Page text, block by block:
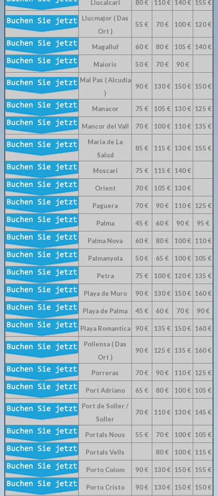
Llucalcari 80 € 110 € 140 € 155 €
Llucmajor ( Das
Ort )
55 € 70 € 100 € 120 €
Magalluf 60 € 80 € 105 € 140 €
Maioris 50 € 70 €
90 €
Mal Pas ( Alcudia
)
90 € 130 € 150 € 150 €
Manacor 75 € 105 € 130 € 125 €
Mancor del Vall 70 € 100 € 110 € 135 €
Maria de La
Salud
85 € 115 € 130 € 155 €
Moscari 75 € 115 € 140 €
Orient 70 € 105 € 130 €
Paguera 70 € 90 € 110 € 125 €
Palma 45 € 60 € 90 € 95 €
Palma Nova 60 € 80 € 100 € 110 €
Palmanyola 50 € 65 € 100 € 105 €
Petra 75 € 100 € 120 € 135 €
Playa de Muro 90 € 130 € 150 € 160 €
Playa de Palma 45 € 60 € 70 € 90 €
Playa Romantica 90 € 135 € 150 € 160 €
Pollensa ( Das
Ort )
90 € 125 € 135 € 160 €
Porreras 70 € 90 € 110 € 125 €
Port Adriano 65 € 80 € 100 € 105 €
Port de Soller /
Soller
70 € 110 € 130 € 145 €
Portals Nous 55 € 70 € 100 € 105 €
Portals Vells 80 € 100 € 115 €
Porto Colom 90 € 130 € 150 € 155 €
Porto Cristo 90 € 130 € 150 € 150 €